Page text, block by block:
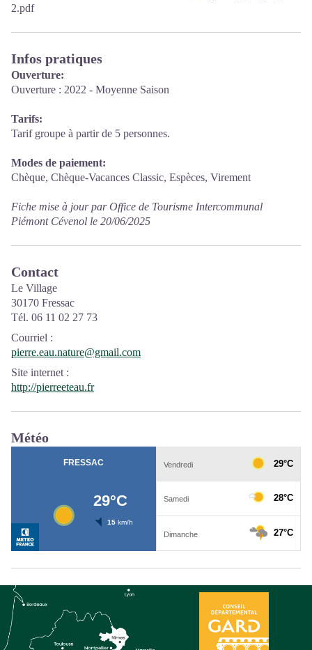
2.pdf
Infos pratiques
Ouverture:
Ouverture : 2022 - Moyenne Saison
Tarifs:
Tarif groupe à partir de 5 personnes.
Modes de paiement:
Chèque, Chèque-Vacances Classic, Espèces, Virement
Fiche mise à jour par Office de Tourisme Intercommunal
Piémont Cévenol le 20/06/2025
Contact
Le Village
30170 Fressac
Tél. 06 11 02 27 73
Courriel :
pierre.eau.nature@gmail.com
Site internet :
http://pierreeteau.fr
Météo